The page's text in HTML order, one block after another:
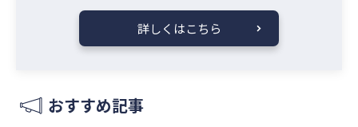
詳しくはこちら
おすすめ記事